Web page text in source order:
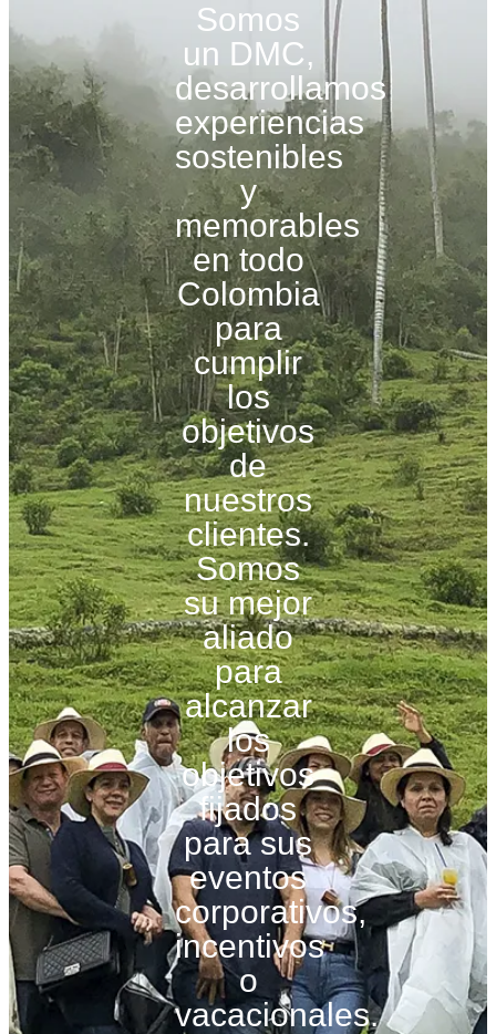
Somos
un DMC,
desarrollamos
experiencias
sostenibles
y
memorables
en todo
Colombia
para
cumplir
los
objetivos
de
nuestros
clientes.
Somos
su mejor
aliado
para
alcanzar
los
objetivos
fijados
para sus
eventos
corporativos,
incentivos
o
vacacionales.